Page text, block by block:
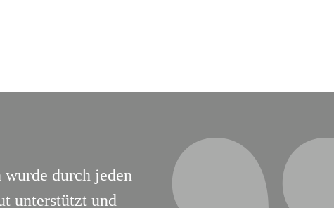
durch jeden
unterstützt und